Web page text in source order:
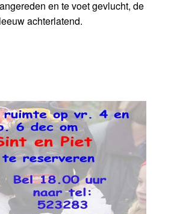
en te voet gevlucht, de
achterlatend.